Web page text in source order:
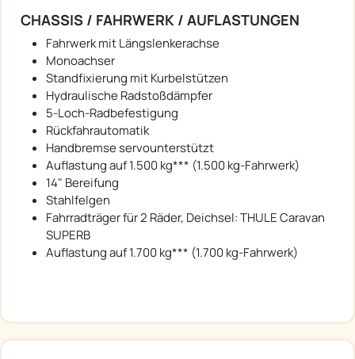
CHASSIS / FAHRWERK / AUFLASTUNGEN
Fahrwerk mit Längslenkerachse
Monoachser
Standfixierung mit Kurbelstützen
Hydraulische Radstoßdämpfer
5-Loch-Radbefestigung
Rückfahrautomatik
Handbremse servounterstützt
Auflastung auf 1.500 kg*** (1.500 kg-Fahrwerk)
14" Bereifung
Stahlfelgen
Fahrradträger für 2 Räder, Deichsel: THULE Caravan
SUPERB
Auflastung auf 1.700 kg*** (1.700 kg-Fahrwerk)